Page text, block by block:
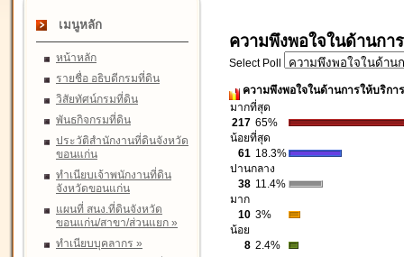
เมนูหลัก
หน้าหลัก
รายชื่อ อธิบดีกรมที่ดิน
วิสัยทัศน์กรมที่ดิน
พันธกิจกรมที่ดิน
ประวัติสำนักงานที่ดินจังหวัด
ขอนแก่น
ทำเนียบเจ้าพนักงานที่ดิน
จังหวัดขอนแก่น
แผนที่ สนง.ที่ดินจังหวัด
ขอนแก่น/สาขา/ส่วนแยก »
ทำเนียบบุคลากร »
ความพึงพอใจในด้านกา
Select Poll
ความพึงพอใจในด้านการให้บริการ
มากที่สุด
217 65%
น้อยที่สุด
61 18.3%
ปานกลาง
38 11.4%
มาก
10 3%
น้อย
8 2.4%